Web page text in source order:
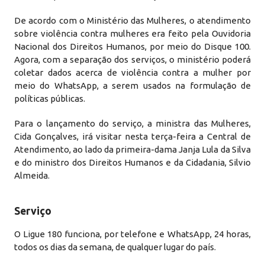
De acordo com o Ministério das Mulheres, o atendimento
sobre violência contra mulheres era feito pela Ouvidoria
Nacional dos Direitos Humanos, por meio do Disque 100.
Agora, com a separação dos serviços, o ministério poderá
coletar dados acerca de violência contra a mulher por
meio do WhatsApp, a serem usados na formulação de
políticas públicas.
Para o lançamento do serviço, a ministra das Mulheres,
Cida Gonçalves, irá visitar nesta terça-feira a Central de
Atendimento, ao lado da primeira-dama Janja Lula da Silva
e do ministro dos Direitos Humanos e da Cidadania, Silvio
Almeida.
Serviço
O Ligue 180 funciona, por telefone e WhatsApp, 24 horas,
todos os dias da semana, de qualquer lugar do país.